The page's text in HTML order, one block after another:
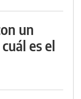
un
es el